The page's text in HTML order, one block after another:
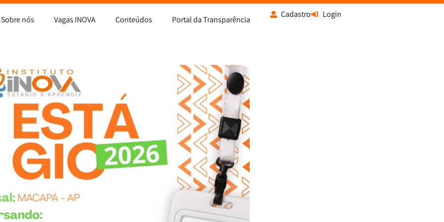
Sobre nós Vagas INOVA Conteúdos Portal da Transparência
Cadastro Login